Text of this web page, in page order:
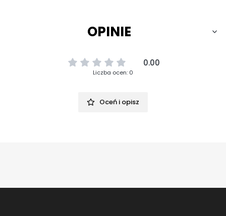
OPINIE
0.00
Liczba ocen: 0
Oceń i opisz